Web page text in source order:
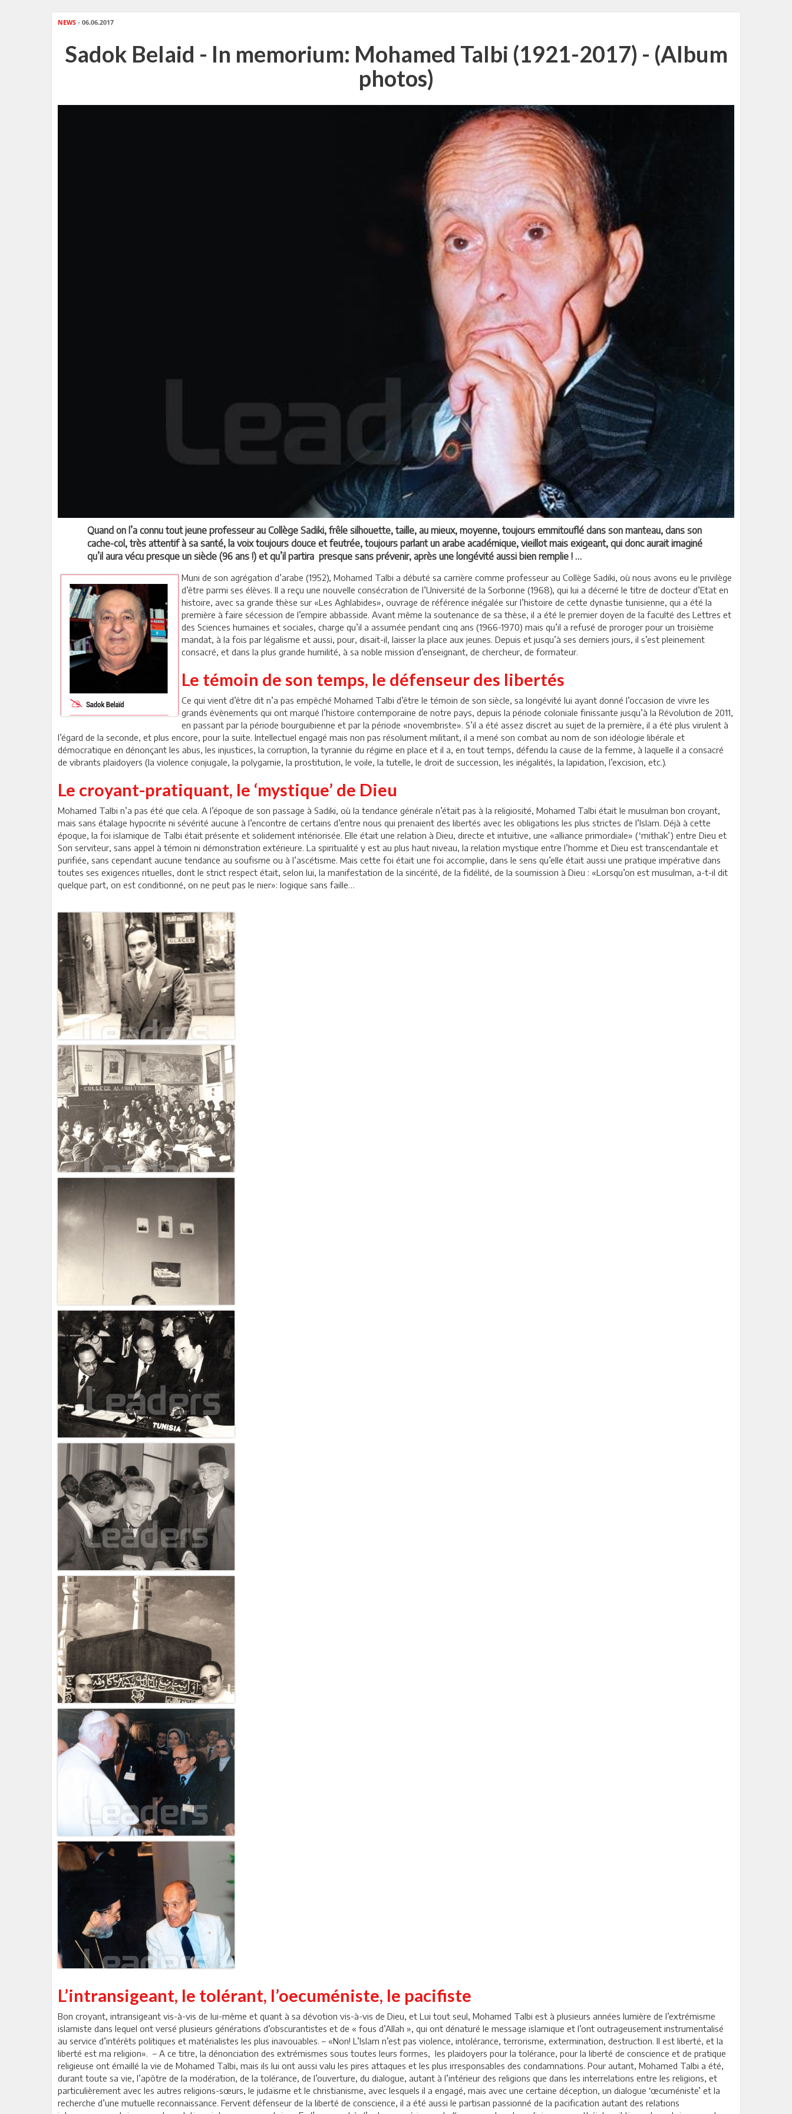
NEWS - 06.06.2017
Sadok Belaid - In memorium: Mohamed Talbi (1921-2017) - (Album
photos)
Quand on l’a connu tout jeune professeur au Collège Sadiki, frêle silhouette, taille, au mieux, moyenne, toujours emmitouflé dans son manteau, dans son
cache-col, très attentif à sa santé, la voix toujours douce et feutrée, toujours parlant un arabe académique, vieillot mais exigeant, qui donc aurait imaginé
qu’il aura vécu presque un siècle (96 ans !) et qu’il partira presque sans prévenir, après une longévité aussi bien remplie ! …
Muni de son agrégation d’arabe (1952), Mohamed Talbi a débuté sa carrière comme professeur au Collège Sadiki, où nous avons eu le privilège
d’être parmi ses élèves. Il a reçu une nouvelle consécration de l’Université de la Sorbonne (1968), qui lui a décerné le titre de docteur d’Etat en
histoire, avec sa grande thèse sur «Les Aghlabides», ouvrage de référence inégalée sur l’histoire de cette dynastie tunisienne, qui a été la
première à faire sécession de l’empire abbasside. Avant même la soutenance de sa thèse, il a été le premier doyen de la faculté des Lettres et
des Sciences humaines et sociales, charge qu’il a assumée pendant cinq ans (1966-1970) mais qu’il a refusé de proroger pour un troisième
mandat, à la fois par légalisme et aussi, pour, disait-il, laisser la place aux jeunes. Depuis et jusqu’à ses derniers jours, il s’est pleinement
consacré, et dans la plus grande humilité, à sa noble mission d’enseignant, de chercheur, de formateur.
Le témoin de son temps, le défenseur des libertés
Ce qui vient d’être dit n’a pas empêché Mohamed Talbi d’être le témoin de son siècle, sa longévité lui ayant donné l’occasion de vivre les
grands évènements qui ont marqué l’histoire contemporaine de notre pays, depuis la période coloniale finissante jusqu’à la Révolution de 2011,
en passant par la période bourguibienne et par la période «novembriste». S’il a été assez discret au sujet de la première, il a été plus virulent à
l’égard de la seconde, et plus encore, pour la suite. Intellectuel engagé mais non pas résolument militant, il a mené son combat au nom de son idéologie libérale et
démocratique en dénonçant les abus, les injustices, la corruption, la tyrannie du régime en place et il a, en tout temps, défendu la cause de la femme, à laquelle il a consacré
de vibrants plaidoyers (la violence conjugale, la polygamie, la prostitution, le voile, la tutelle, le droit de succession, les inégalités, la lapidation, l’excision, etc.).
Le croyant-pratiquant, le ‘mystique’ de Dieu
Mohamed Talbi n’a pas été que cela. A l’époque de son passage à Sadiki, où la tendance générale n’était pas à la religiosité, Mohamed Talbi était le musulman bon croyant,
mais sans étalage hypocrite ni sévérité aucune à l’encontre de certains d’entre nous qui prenaient des libertés avec les obligations les plus strictes de l’Islam. Déjà à cette
époque, la foi islamique de Talbi était présente et solidement intériorisée. Elle était une relation à Dieu, directe et intuitive, une «alliance primordiale» (‘mithak’) entre Dieu et
Son serviteur, sans appel à témoin ni démonstration extérieure. La spiritualité y est au plus haut niveau, la relation mystique entre l’homme et Dieu est transcendantale et
purifiée, sans cependant aucune tendance au soufisme ou à l’ascétisme. Mais cette foi était une foi accomplie, dans le sens qu’elle était aussi une pratique impérative dans
toutes ses exigences rituelles, dont le strict respect était, selon lui, la manifestation de la sincérité, de la fidélité, de la soumission à Dieu : «Lorsqu’on est musulman, a-t-il dit
quelque part, on est conditionné, on ne peut pas le nier»: logique sans faille…
L’intransigeant, le tolérant, l’oecuméniste, le pacifiste
Bon croyant, intransigeant vis-à-vis de lui-même et quant à sa dévotion vis-à-vis de Dieu, et Lui tout seul, Mohamed Talbi est à plusieurs années lumière de l’extrémisme
islamiste dans lequel ont versé plusieurs générations d’obscurantistes et de « fous d’Allah », qui ont dénaturé le message islamique et l’ont outrageusement instrumentalisé
au service d’intérêts politiques et matérialistes les plus inavouables. – «Non! L’Islam n’est pas violence, intolérance, terrorisme, extermination, destruction. Il est liberté, et la
liberté est ma religion». – A ce titre, la dénonciation des extrémismes sous toutes leurs formes, les plaidoyers pour la tolérance, pour la liberté de conscience et de pratique
religieuse ont émaillé la vie de Mohamed Talbi, mais ils lui ont aussi valu les pires attaques et les plus irresponsables des condamnations. Pour autant, Mohamed Talbi a été,
durant toute sa vie, l’apôtre de la modération, de la tolérance, de l’ouverture, du dialogue, autant à l’intérieur des religions que dans les interrelations entre les religions, et
particulièrement avec les autres religions-sœurs, le judaïsme et le christianisme, avec lesquels il a engagé, mais avec une certaine déception, un dialogue ‘œcuméniste’ et la
recherche d’une mutuelle reconnaissance. Fervent défenseur de la liberté de conscience, il a été aussi le partisan passionné de la pacification autant des relations